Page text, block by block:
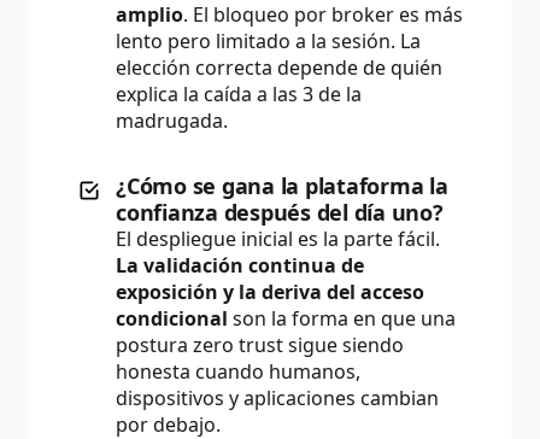
amplio. El bloqueo por broker es más
lento pero limitado a la sesión. La
elección correcta depende de quién
explica la caída a las 3 de la
madrugada.
¿Cómo se gana la plataforma la
confianza después del día uno?
El despliegue inicial es la parte fácil.
La validación continua de
exposición y la deriva del acceso
condicional son la forma en que una
postura zero trust sigue siendo
honesta cuando humanos,
dispositivos y aplicaciones cambian
por debajo.